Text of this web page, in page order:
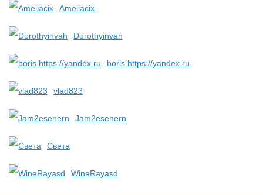
Ameliacix
Dorothyinvah
boris https://yandex.ru
vlad823
Jam2esenern
Света
WineRayasd